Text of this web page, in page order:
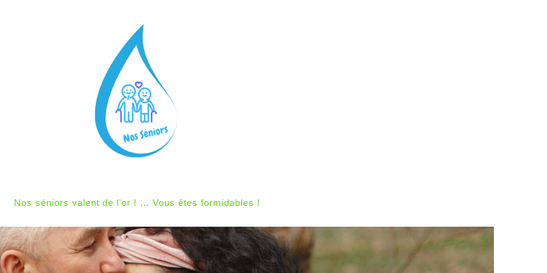
Nos séniors valent de l'or ! … Vous êtes formidables !